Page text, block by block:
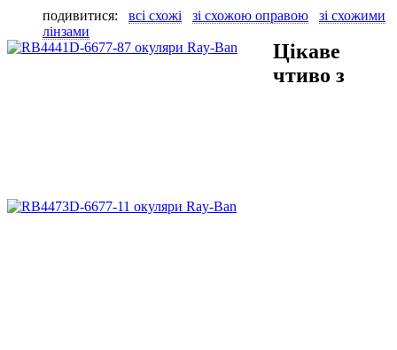
подивитися: всі схожі зі схожою оправою
зі схожими
лінзами
Цікаве
чтиво з